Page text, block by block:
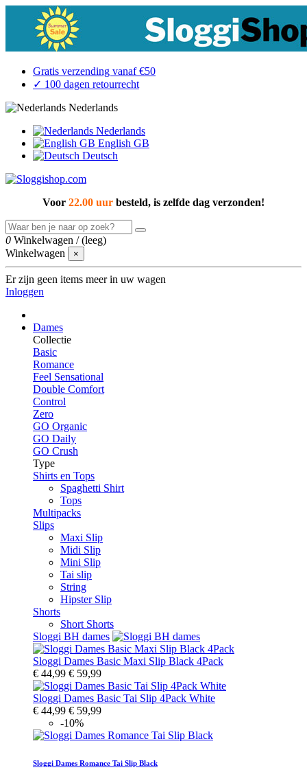
Gratis verzending vanaf €50
✓ 100 dagen retourrecht
Nederlands
Nederlands
English GB
Deutsch
Voor 22.00 uur besteld, is zelfde dag verzonden!
0 Winkelwagen /(leeg)
Winkelwagen
×
Er zijn geen items meer in uw wagen
Inloggen
Dames
Collectie
Basic
Romance
Feel Sensational
Double Comfort
Control
Zero
GO Organic
GO Daily
GO Crush
Type
Shirts en Tops
Spaghetti Shirt
Tops
Multipacks
Slips
Maxi Slip
Midi Slip
Mini Slip
Tai slip
String
Hipster Slip
Shorts
Short Shorts
Sloggi BH dames
Sloggi Dames Basic Maxi Slip Black 4Pack
€ 44,99 € 59,99
Sloggi Dames Basic Tai Slip 4Pack White
€ 44,99 € 59,99
-10%
Sloggi Dames Romance Tai Slip Black